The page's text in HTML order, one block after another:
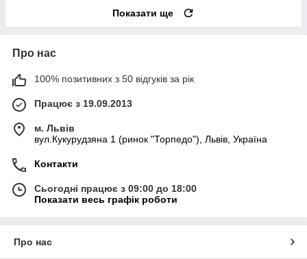
Показати ще
Про нас
100% позитивних з 50 відгуків за рік
Працює з 19.09.2013
м. Львів
вул.Кукурудзяна 1 (ринок "Торпедо"), Львів, Україна
Контакти
Сьогодні працює з 09:00 до 18:00
Показати весь графік роботи
Про нас